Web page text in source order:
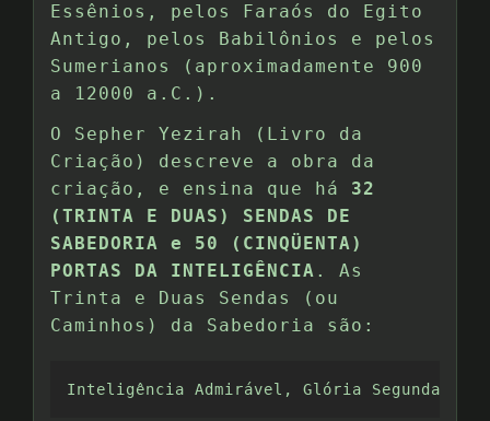
Essênios, pelos Faraós do Egito
Antigo, pelos Babilônios e pelos
Sumerianos (aproximadamente 900
a 12000 a.C.).
O Sepher Yezirah (Livro da
Criação) descreve a obra da
criação, e ensina que há 32
(TRINTA E DUAS) SENDAS DE
SABEDORIA e 50 (CINQÜENTA)
PORTAS DA INTELIGÊNCIA . As
Trinta e Duas Sendas (ou
Caminhos) da Sabedoria são:
Inteligência Admirável, Glória Segunda,